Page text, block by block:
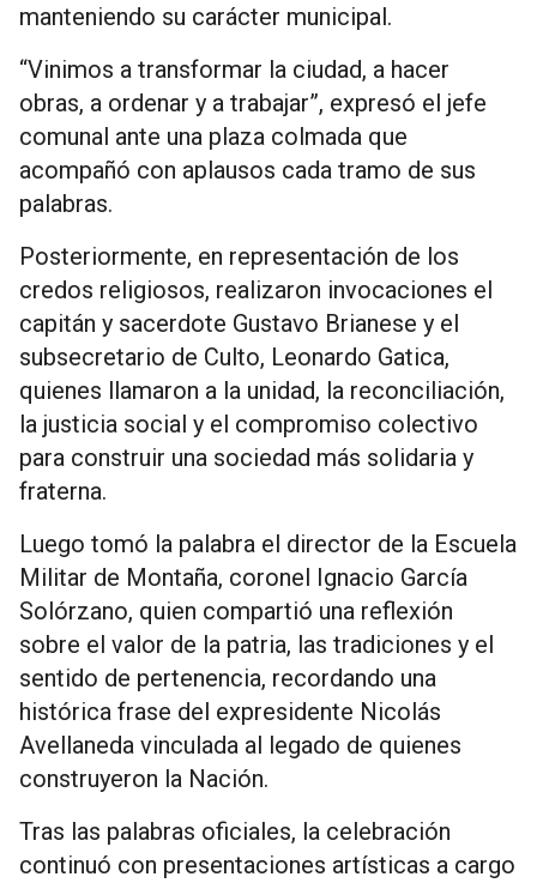
manteniendo su carácter municipal.
“Vinimos a transformar la ciudad, a hacer
obras, a ordenar y a trabajar”, expresó el jefe
comunal ante una plaza colmada que
acompañó con aplausos cada tramo de sus
palabras.
Posteriormente, en representación de los
credos religiosos, realizaron invocaciones el
capitán y sacerdote Gustavo Brianese y el
subsecretario de Culto, Leonardo Gatica,
quienes llamaron a la unidad, la reconciliación,
la justicia social y el compromiso colectivo
para construir una sociedad más solidaria y
fraterna.
Luego tomó la palabra el director de la Escuela
Militar de Montaña, coronel Ignacio García
Solórzano, quien compartió una reflexión
sobre el valor de la patria, las tradiciones y el
sentido de pertenencia, recordando una
histórica frase del expresidente Nicolás
Avellaneda vinculada al legado de quienes
construyeron la Nación.
Tras las palabras oficiales, la celebración
continuó con presentaciones artísticas a cargo